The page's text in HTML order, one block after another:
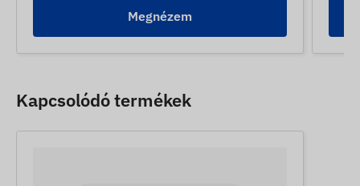
Megnézem
Kapcsolódó termékek